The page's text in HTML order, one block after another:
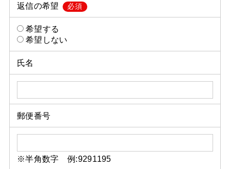
返信の希望 必須
希望する
希望しない
氏名
郵便番号
※半角数字 例:9291195